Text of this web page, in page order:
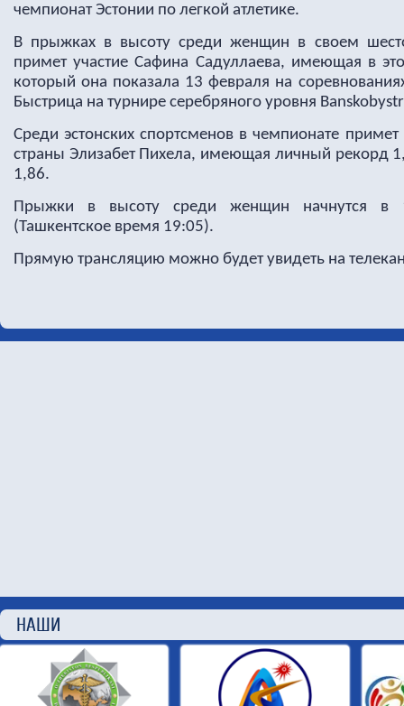
чемпионат Эстонии по легкой атлетике.
В прыжках в высоту среди женщин в своем
примет участие Сафина Садуллаева, имеющая в
который она показала 13 февраля на
Быстрица на турнире серебряного уровня
Среди эстонских спортсменов в чемпионате
страны Элизабет Пихела, имеющая личный рекорд
1,86.
Прыжки в высоту среди женщин начнутся в
(Ташкентское время 19:05).
Прямую трансляцию можно будет увидеть на
НАШИ